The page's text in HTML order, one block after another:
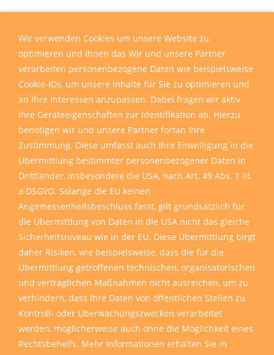
Wir verwenden Cookies um unsere Website zu
optimieren und Ihnen das Wir und unsere Partner
verarbeiten personenbezogene Daten wie beispielsweise
Cookie-IDs, um unsere Inhalte für Sie zu optimieren und
an Ihre Interessen anzupassen. Dabei fragen wir aktiv
Ihre Geräteeigenschaften zur Identifikation ab. Hierzu
benötigen wir und unsere Partner fortan Ihre
Zustimmung. Diese umfasst auch Ihre Einwilligung in die
Übermittlung bestimmter personenbezogener Daten in
Drittländer, insbesondere die USA, nach Art. 49 Abs. 1 lit.
a DSGVO. Solange die EU keinen
Angemessenheitsbeschluss fasst, gilt grundsätzlich für
die Übermittlung von Daten in die USA nicht das gleiche
Sicherheitsniveau wie in der EU. Diese Übermittlung birgt
daher Risiken, wie beispielsweise, dass die für die
Übermittlung getroffenen technischen, organisatorischen
und vertraglichen Maßnahmen nicht ausreichen, um zu
verhindern, dass Ihre Daten von öffentlichen Stellen zu
Kontroll- oder Überwachungszwecken verarbeitet
werden, möglicherweise auch ohne die Möglichkeit eines
Rechtsbehelfs. Mehr Informationen erhalten Sie in